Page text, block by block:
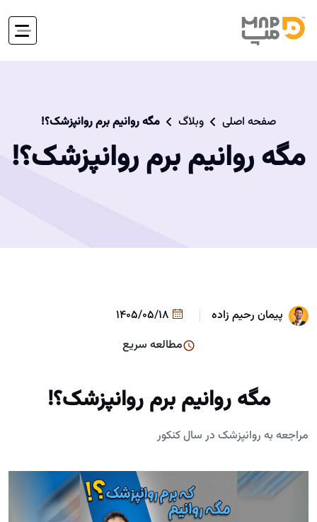
صفحه اصلی وبلاگ مگه روانیم برم روانپزشک؟!
مگه روانیم برم روانپزشک؟!
پیمان رحیم زاده
مطالعه سریع
مگه روانیم برم روانپزشک؟!
مراجعه به روانپزشک در سال کنکور